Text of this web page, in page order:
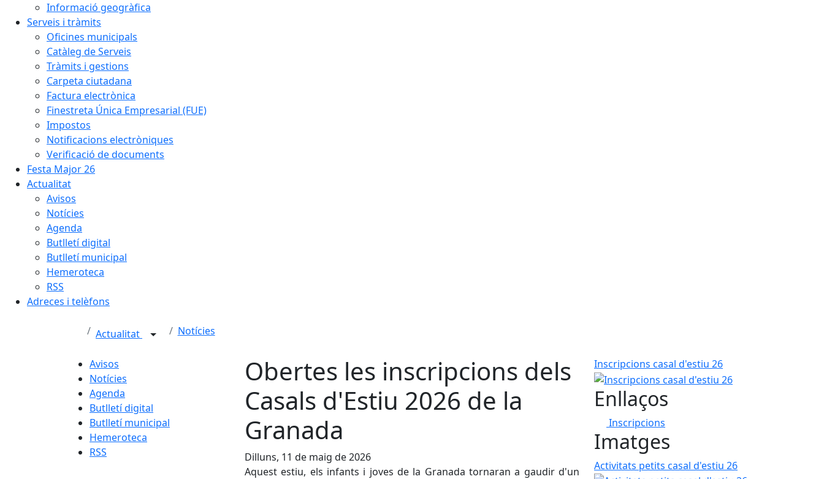
Informació geogràfica
Serveis i tràmits
Oficines municipals
Catàleg de Serveis
Tràmits i gestions
Carpeta ciutadana
Factura electrònica
Finestreta Única Empresarial (FUE)
Impostos
Notificacions electròniques
Verificació de documents
Festa Major 26
Actualitat
Avisos
Notícies
Agenda
Butlletí digital
Butlletí municipal
Hemeroteca
RSS
Adreces i telèfons
Actualitat Notícies
Avisos
Notícies
Agenda
Butlletí digital
Butlletí municipal
Hemeroteca
RSS
Obertes les inscripcions dels
Casals d'Estiu 2026 de la
Granada
Dilluns, 11 de maig de 2026
Aquest estiu, els infants i joves de la Granada tornaran a gaudir d'un
Inscripcions casal d'estiu 26
Enllaços
Inscripcions
Imatges
Activitats petits casal d'estiu 26